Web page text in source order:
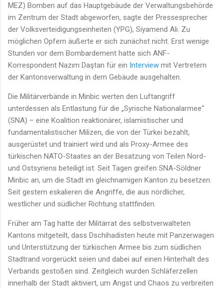
MEZ) Bomben auf das Hauptgebäude der Verwaltungsbehörde
im Zentrum der Stadt abgeworfen, sagte der Pressesprecher
der Volksverteidigungseinheiten (YPG), Siyamend Ali. Zu
möglichen Opfern äußerte er sich zunächst nicht. Erst wenige
Stunden vor dem Bombardement hatte sich ANF-
Korrespondent Nazım Daştan für ein Interview mit Vertretern
der Kantonsverwaltung in dem Gebäude ausgehalten.
Die Militärverbände in Minbic werten den Luftangriff
unterdessen als Entlastung für die „Syrische Nationalarmee“
(SNA) – eine Koalition reaktionärer, islamistischer und
fundamentalistischer Milizen, die von der Türkei bezahlt,
ausgerüstet und trainiert wird und als Proxy-Armee des
türkischen NATO-Staates an der Besatzung von Teilen Nord-
und Ostsyriens beteiligt ist. Seit Tagen greifen SNA-Söldner
Minbic an, um die Stadt im gleichnamigen Kanton zu besetzen.
Seit gestern eskalieren die Angriffe, die aus nördlicher,
westlicher und südlicher Richtung stattfinden.
Früher am Tag hatte der Militärrat des selbstverwalteten
Kantons mitgeteilt, dass Dschihadisten heute mit Panzerwagen
und Unterstützung der türkischen Armee bis zum südlichen
Stadtrand vorgerückt seien und dabei auf einen Hinterhalt des
Verbands gestoßen sind. Zeitgleich wurden Schläferzellen
innerhalb der Stadt aktiviert, um Angst und Chaos zu verbreiten